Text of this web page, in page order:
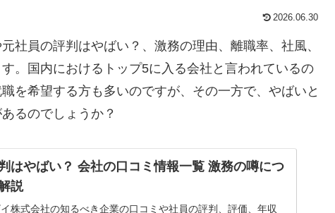
2026.06.30
社員の評判はやばい？、激務の理由、離職率、社風、
。国内におけるトップ5に入る会社と言われているの
を希望する方も多いのですが、その一方で、やばいと
るのでしょうか？
はやばい？ 会社の口コミ情報一覧 激務の噂につ
説
株式会社の知るべき企業の口コミや社員の評判、評価、年収